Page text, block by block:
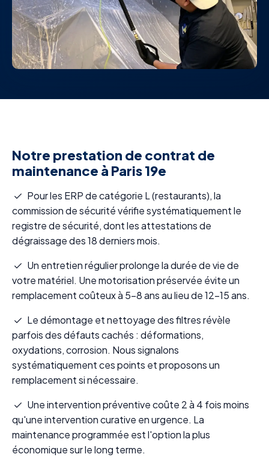
Notre prestation de contrat de
maintenance à Paris 19e
Pour les ERP de catégorie L (restaurants), la
commission de sécurité vérifie systématiquement le
registre de sécurité, dont les attestations de
dégraissage des 18 derniers mois.
Un entretien régulier prolonge la durée de vie de
votre matériel. Une motorisation préservée évite un
remplacement coûteux à 5-8 ans au lieu de 12-15 ans.
Le démontage et nettoyage des filtres révèle
parfois des défauts cachés : déformations,
oxydations, corrosion. Nous signalons
systématiquement ces points et proposons un
remplacement si nécessaire.
Une intervention préventive coûte 2 à 4 fois moins
qu'une intervention curative en urgence. La
maintenance programmée est l'option la plus
économique sur le long terme.